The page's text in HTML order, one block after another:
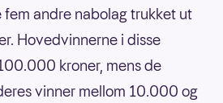
fem andre nabolag trukket ut
Hovedvinnerne i disse
kroner, mens de
vinner mellom 10.000 og